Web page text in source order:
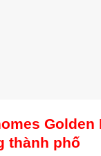
thành phố